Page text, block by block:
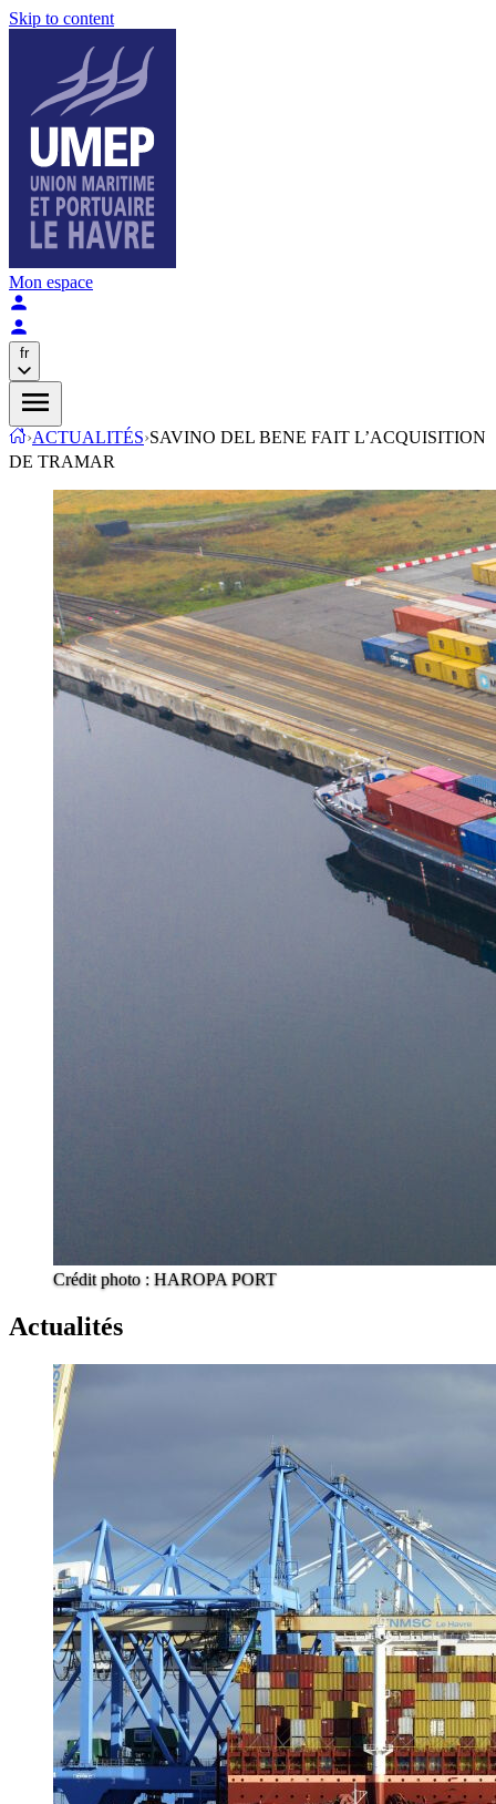
Skip to content
Mon espace
fr
›ACTUALITÉS›SAVINO DEL BENE FAIT L’ACQUISITION
DE TRAMAR
Crédit photo : HAROPA PORT
Actualités